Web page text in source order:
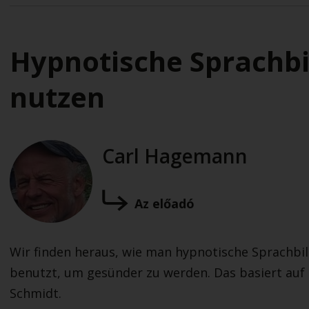
Hypnotische
nutzen
Carl Hagemann
Az előadó
Wir finden heraus, wie man hypnotische
benutzt, um gesünder zu werden. Das basiert
Schmidt.